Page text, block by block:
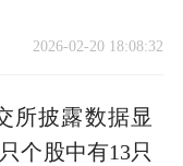
2026-02-20 18:08:32
所披露数据显
个股中有13只